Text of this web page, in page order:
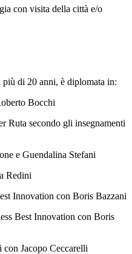
con visita della città e/o
più di 20 anni, è diplomata in:
Bocchi
Ruta secondo gli insegnamenti
e Guendalina Stefani
Redini
Innovation con Boris Bazzani
Best Innovation con Boris
con Jacopo Ceccarelli